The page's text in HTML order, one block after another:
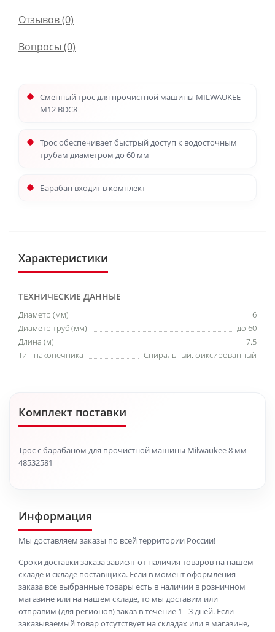
Отзывов (0)
Вопросы (0)
Сменный трос для прочистной машины MILWAUKEE
M12 BDC8
Трос обеспечивает быстрый доступ к водосточным
трубам диаметром до 60 мм
Барабан входит в комплект
Характеристики
ТЕХНИЧЕСКИЕ ДАННЫЕ
Диаметр (мм)
6
Диаметр труб (мм)
до 60
Длина (м)
7.5
Тип наконечника
Спиральный. фиксированный
Комплект поставки
Трос с барабаном для прочистной машины Milwaukee 8 мм
48532581
Информация
Мы доставляем заказы по всей территории России!
Сроки доставки заказа зависят от наличия товаров на нашем
складе и складе поставщика. Если в момент оформления
заказа все выбранные товары есть в наличии в розничном
магазине или на нашем складе, то мы доставим или
отправим (для регионов) заказ в течение 1 - 3 дней. Если
заказываемый товар отсутствует на складах или в магазине,